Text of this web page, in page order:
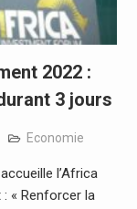
2022 :
3 jours
Economie
l’Africa
« Renforcer la